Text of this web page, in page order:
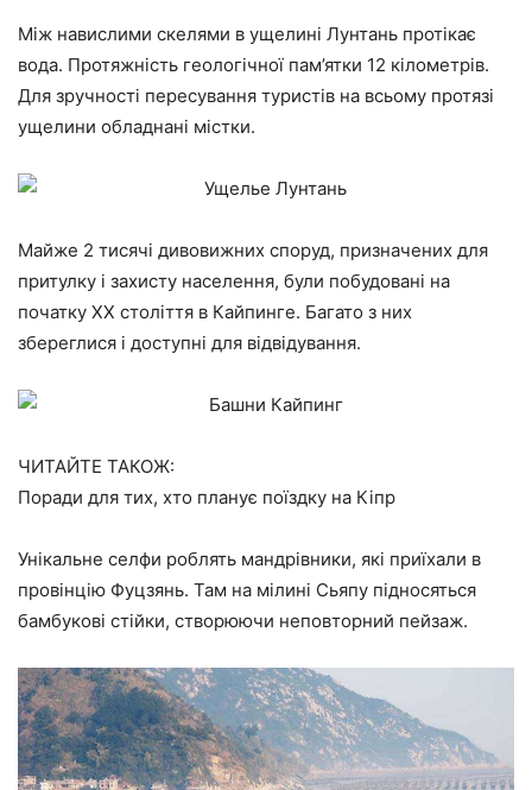
Між навислими скелями в ущелині Лунтань протікає
вода. Протяжність геологічної пам’ятки 12 кілометрів.
Для зручності пересування туристів на всьому протязі
ущелини обладнані містки.
Майже 2 тисячі дивовижних споруд, призначених для
притулку і захисту населення, були побудовані на
початку XX століття в Кайпинге. Багато з них
збереглися і доступні для відвідування.
ЧИТАЙТЕ ТАКОЖ:
Поради для тих, хто планує поїздку на Кіпр
Унікальне селфи роблять мандрівники, які приїхали в
провінцію Фуцзянь. Там на мілині Сьяпу підносяться
бамбукові стійки, створюючи неповторний пейзаж.